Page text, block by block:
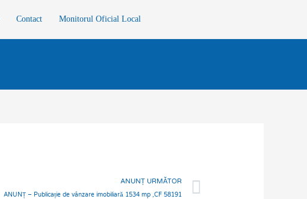
Contact Monitorul Oficial Local
ANUNȚ URMĂTOR
ANUNȚ – Publicație de vânzare imobiliară 1534 mp ,CF 58191